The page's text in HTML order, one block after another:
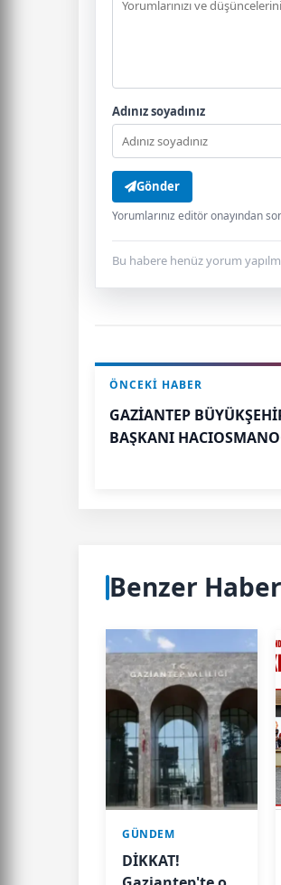
Adınız soyadınız
Gönder
Yorumlarınız editör onayından
Bu habere henüz yorum
ÖNCEKI HABER
GAZİANTEP
BAŞKANI
Benzer
GÜNDEM
DİKKAT!